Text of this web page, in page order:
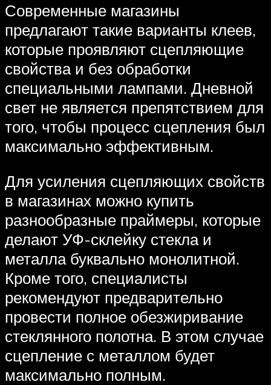
Современные магазины
предлагают такие варианты клеев,
которые проявляют сцепляющие
свойства и без обработки
специальными лампами. Дневной
свет не является препятствием для
того, чтобы процесс сцепления был
максимально эффективным.
Для усиления сцепляющих свойств
в магазинах можно купить
разнообразные праймеры, которые
делают УФ-склейку стекла и
металла буквально монолитной.
Кроме того, специалисты
рекомендуют предварительно
провести полное обезжиривание
стеклянного полотна. В этом случае
сцепление с металлом будет
максимально полным.